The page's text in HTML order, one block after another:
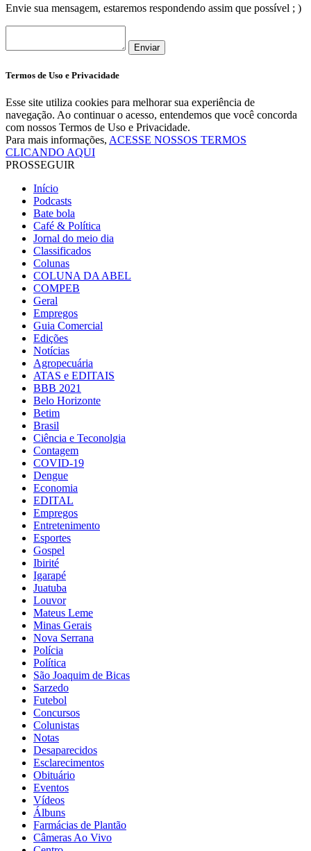
Envie sua mensagem, estaremos respondendo assim que possível ; )
Enviar
Termos de Uso e Privacidade
Esse site utiliza cookies para melhorar sua experiência de
navegação. Ao continuar o acesso, entendemos que você concorda
com nossos Termos de Uso e Privacidade.
Para mais informações, ACESSE NOSSOS TERMOS
CLICANDO AQUI
PROSSEGUIR
Início
Podcasts
Bate bola
Café & Política
Jornal do meio dia
Classificados
Colunas
COLUNA DA ABEL
COMPEB
Geral
Empregos
Guia Comercial
Edições
Notícias
Agropecuária
ATAS e EDITAIS
BBB 2021
Belo Horizonte
Betim
Brasil
Ciência e Teconolgia
Contagem
COVID-19
Dengue
Economia
EDITAL
Empregos
Entretenimento
Esportes
Gospel
Ibirité
Igarapé
Juatuba
Louvor
Mateus Leme
Minas Gerais
Nova Serrana
Polícia
Política
São Joaquim de Bicas
Sarzedo
Futebol
Concursos
Colunistas
Notas
Desaparecidos
Esclarecimentos
Obituário
Eventos
Vídeos
Álbuns
Farmácias de Plantão
Câmeras Ao Vivo